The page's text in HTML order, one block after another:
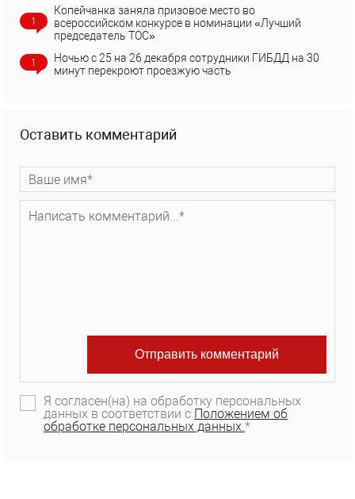
1
Копейчанка заняла призовое место во
всероссийском конкурсе в номинации «Лучший
председатель ТОС»
1
Ночью с 25 на 26 декабря сотрудники ГИБДД на 30
минут перекроют проезжую часть
Оставить комментарий
Я согласен(на) на обработку персональных
данных в соответствии с Положением об
обработке персональных данных.*